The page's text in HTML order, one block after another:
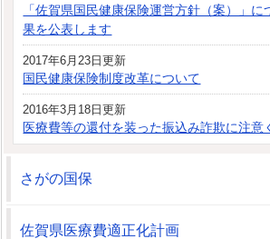
「佐賀県国民健康保険運営方針（案）」
果を公表します
2017年6月23日更新
国民健康保険制度改革について
2016年3月18日更新
医療費等の還付を装った振込み詐欺に注意
さがの国保
佐賀県医療費適正化計画